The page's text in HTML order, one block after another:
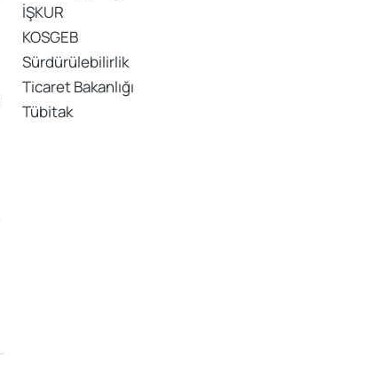
İŞKUR
KOSGEB
Sürdürülebilirlik
Ticaret Bakanlığı
Tübitak